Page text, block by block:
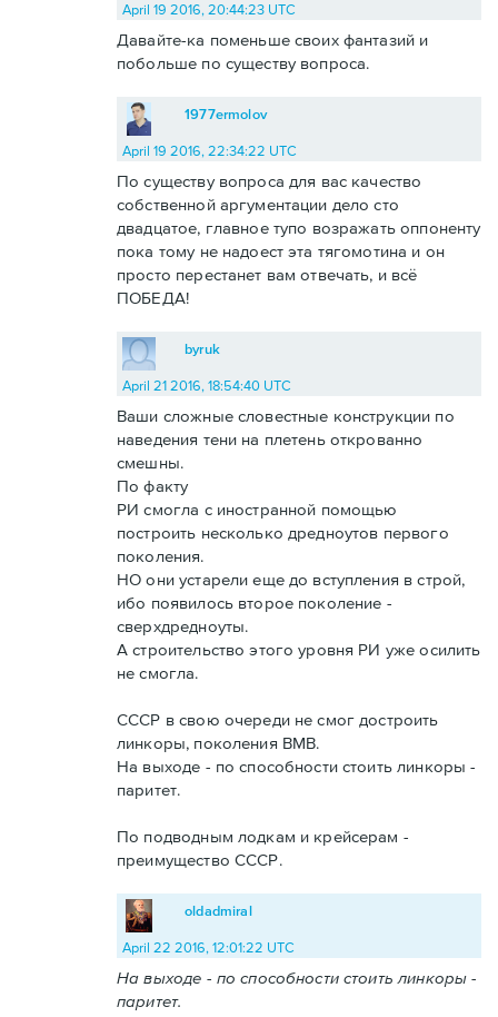
April 19 2016, 20:44:23 UTC
Давайте-ка поменьше своих фантазий и
побольше по существу вопроса.
1977ermolov
April 19 2016, 22:34:22 UTC
По существу вопроса для вас качество
собственной аргументации дело сто
двадцатое, главное тупо возражать оппоненту
пока тому не надоест эта тягомотина и он
просто перестанет вам отвечать, и всё
ПОБЕДА!
byruk
April 21 2016, 18:54:40 UTC
Ваши сложные словестные конструкции по
наведения тени на плетень открованно
смешны.
По факту
РИ смогла с иностранной помощью
построить несколько дредноутов первого
поколения.
НО они устарели еще до вступления в строй,
ибо появилось второе поколение -
сверхдредноуты.
А строительство этого уровня РИ уже осилить
не смогла.
СССР в свою очереди не смог достроить
линкоры, поколения ВМВ.
На выходе - по способности стоить линкоры -
паритет.
По подводным лодкам и крейсерам -
преимущество СССР.
oldadmiral
April 22 2016, 12:01:22 UTC
На выходе - по способности стоить линкоры -
паритет.